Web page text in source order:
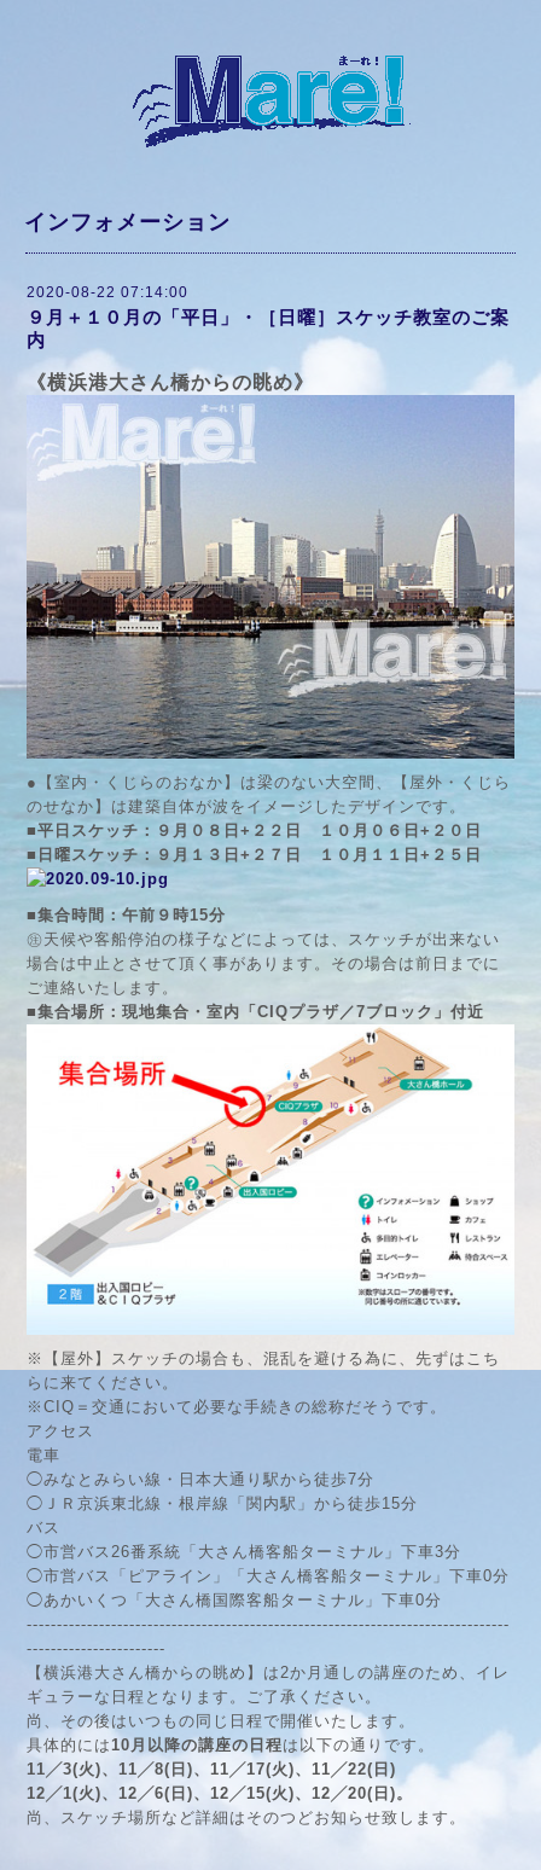
インフォメーション
2020-08-22 07:14:00
９月＋１０月の「平日」・［日曜］スケッチ教室のご案
内
《横浜港大さん橋からの眺め》
●【室内・くじらのおなか】は梁のない大空間、【屋外・くじら
のせなか】は建築自体が波をイメージしたデザインです。
■平日スケッチ：９月０８日+２２日 １０月０６日+２０日
■日曜スケッチ：９月１３日+２７日 １０月１１日+２５日
■集合時間：午前９時15分
㊟天候や客船停泊の様子などによっては、スケッチが出来ない
場合は中止とさせて頂く事があります。その場合は前日までに
ご連絡いたします。
■集合場所：現地集合・室内「CIQプラザ／7ブロック」付近
※【屋外】スケッチの場合も、混乱を避ける為に、先ずはこち
らに来てください。
※CIQ＝交通において必要な手続きの総称だそうです。
アクセス
電車
◯みなとみらい線・日本大通り駅から徒歩7分
◯ＪＲ京浜東北線・根岸線「関内駅」から徒歩15分
バス
◯市営バス26番系統「大さん橋客船ターミナル」下車3分
◯市営バス「ピアライン」「大さん橋客船ターミナル」下車0分
◯あかいくつ「大さん橋国際客船ターミナル」下車0分
--------------------------------------------------------------------------------
-----------------------
【横浜港大さん橋からの眺め】は2か月通しの講座のため、イレ
ギュラーな日程となります。ご了承ください。
尚、その後はいつもの同じ日程で開催いたします。
具体的には10月以降の講座の日程は以下の通りです。
11╱3(火)、11╱8(日)、11╱17(火)、11╱22(日)
12╱1(火)、12╱6(日)、12╱15(火)、12╱20(日)。
尚、スケッチ場所など詳細はそのつどお知らせ致します。